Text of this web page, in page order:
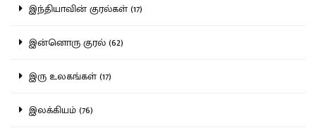
இந்தியாவின் குரல்கள் (17)
இன்னொரு குரல் (62)
இரு உலகங்கள் (17)
இலக்கியம் (76)